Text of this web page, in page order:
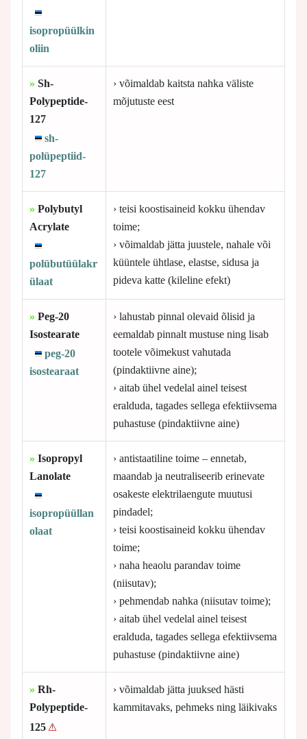
isopropüülkin
oliin
» Sh-
Polypeptide-
127
sh-
polüpeptiid-
127
› võimaldab kaitsta nahka väliste
mõjutuste eest
» Polybutyl
Acrylate
polübutüülakr
ülaat
› teisi koostisaineid kokku ühendav
toime;
› võimaldab jätta juustele, nahale või
küüntele ühtlase, elastse, sidusa ja
pideva katte (kileline efekt)
» Peg-20
Isostearate
peg-20
isostearaat
› lahustab pinnal olevaid õlisid ja
eemaldab pinnalt mustuse ning lisab
tootele võimekust vahutada
(pindaktiivne aine);
› aitab ühel vedelal ainel teisest
eralduda, tagades sellega efektiivsema
puhastuse (pindaktiivne aine)
» Isopropyl
Lanolate
isopropüüllan
olaat
› antistaatiline toime – ennetab,
maandab ja neutraliseerib erinevate
osakeste elektrilaengute muutusi
pindadel;
› teisi koostisaineid kokku ühendav
toime;
› naha heaolu parandav toime
(niisutav);
› pehmendab nahka (niisutav toime);
› aitab ühel vedelal ainel teisest
eralduda, tagades sellega efektiivsema
puhastuse (pindaktiivne aine)
» Rh-
Polypeptide-
125
› võimaldab jätta juuksed hästi
kammitavaks, pehmeks ning läikivaks